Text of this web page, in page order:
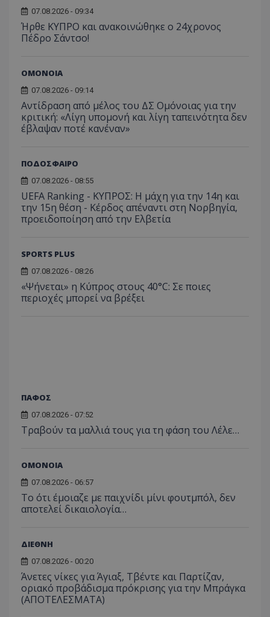
07.08.2026 - 09:34
Ήρθε ΚΥΠΡΟ και ανακοινώθηκε ο 24χρονος
Πέδρο Σάντσο!
ΟΜΟΝΟΙΑ
07.08.2026 - 09:14
Αντίδραση από μέλος του ΔΣ Ομόνοιας για την
κριτική: «Λίγη υπομονή και λίγη ταπεινότητα δεν
έβλαψαν ποτέ κανέναν»
ΠΟΔΟΣΦΑΙΡΟ
07.08.2026 - 08:55
UEFA Ranking - ΚΥΠΡΟΣ: Η μάχη για την 14η και
την 15η θέση - Κέρδος απέναντι στη Νορβηγία,
προειδοποίηση από την Ελβετία
SPORTS PLUS
07.08.2026 - 08:26
«Ψήνεται» η Κύπρος στους 40°C: Σε ποιες
περιοχές μπορεί να βρέξει
ΠΑΦΟΣ
07.08.2026 - 07:52
Τραβούν τα μαλλιά τους για τη φάση του Λέλε…
ΟΜΟΝΟΙΑ
07.08.2026 - 06:57
Το ότι έμοιαζε με παιχνίδι μίνι φουτμπόλ, δεν
αποτελεί δικαιολογία…
ΔΙΕΘΝΗ
07.08.2026 - 00:20
Άνετες νίκες για Άγιαξ, Τβέντε και Παρτίζαν,
οριακό προβάδισμα πρόκρισης για την Μπράγκα
(ΑΠΟΤΕΛΕΣΜΑΤΑ)